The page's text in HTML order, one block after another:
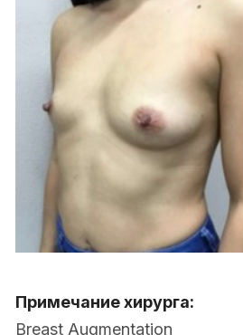
Примечание хирурга:
Breast Augmentation